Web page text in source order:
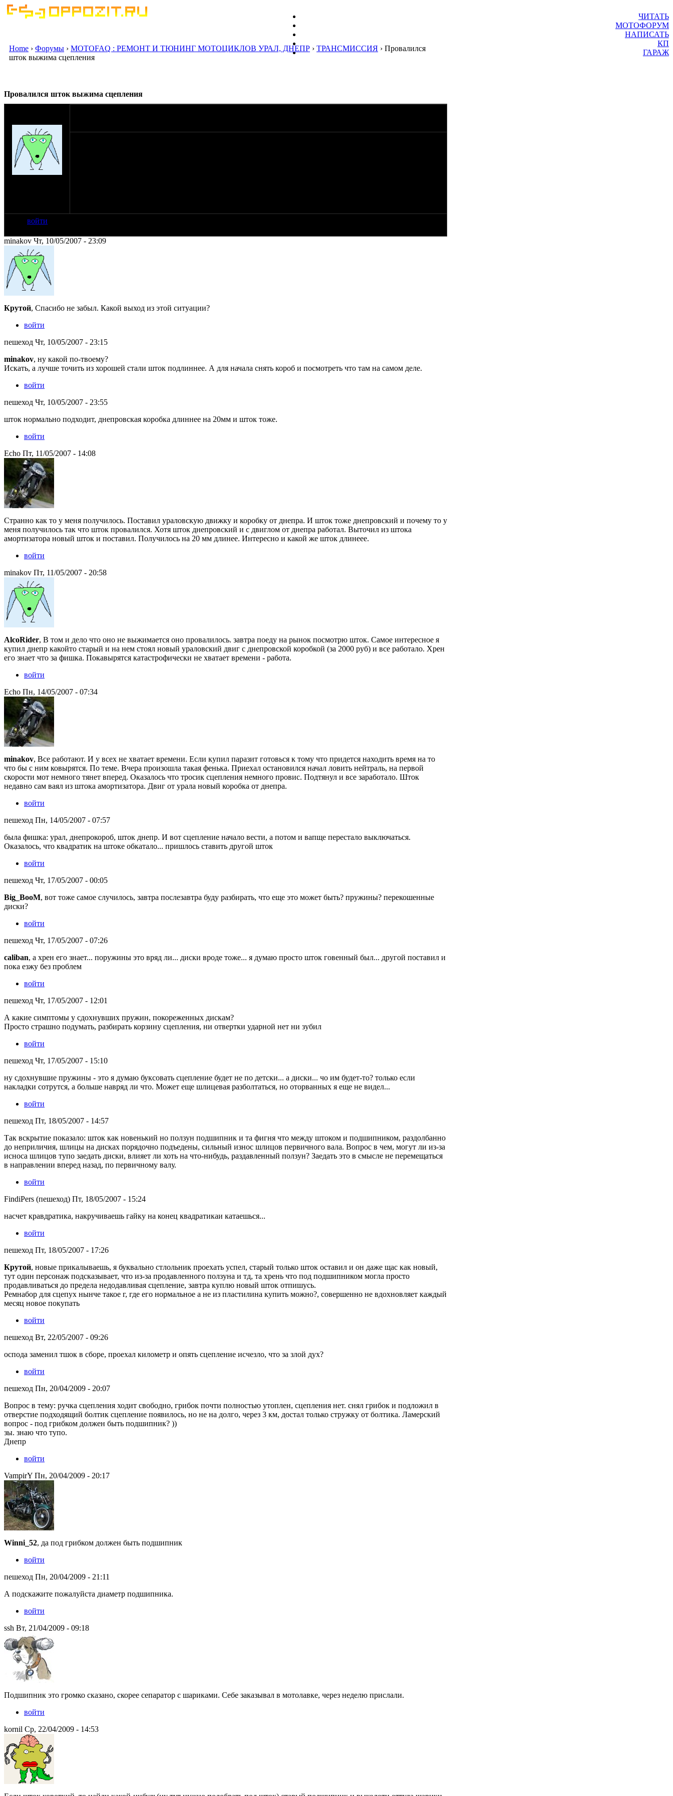
ЧИТАТЬ
МОТОФОРУМ
НАПИСАТЬ
КП
ГАРАЖ
Home › Форумы › MOTOFAQ : РЕМОНТ И ТЮНИНГ МОТОЦИКЛОВ УРАЛ, ДНЕПР › ТРАНСМИССИЯ › Провалился
шток выжима сцепления
Провалился шток выжима сцепления
войти
minakov Чт, 10/05/2007 - 23:09
Крутой, Спасибо не забыл. Какой выход из этой ситуации?
войти
пешеход Чт, 10/05/2007 - 23:15
minakov, ну какой по-твоему?
Искать, а лучше точить из хорошей стали шток подлиннее. А для начала снять короб и посмотреть что там на самом деле.
войти
пешеход Чт, 10/05/2007 - 23:55
шток нормально подходит, днепровская коробка длиннее на 20мм и шток тоже.
войти
Echo Пт, 11/05/2007 - 14:08
Странно как то у меня получилось. Поставил ураловскую движку и коробку от днепра. И шток тоже днепровский и почему то у
меня получилось так что шток провалился. Хотя шток днепровский и с двиглом от днепра работал. Выточил из штока
амортизатора новый шток и поставил. Получилось на 20 мм длинее. Интересно и какой же шток длинеее.
войти
minakov Пт, 11/05/2007 - 20:58
AlcoRider, В том и дело что оно не выжимается оно провалилось. завтра поеду на рынок посмотрю шток. Самое интересное я
купил днепр какойто старый и на нем стоял новый ураловский двиг с днепровской коробкой (за 2000 руб) и все работало. Хрен
его знает что за фишка. Покавырятся катастрофически не хватает времени - работа.
войти
Echo Пн, 14/05/2007 - 07:34
minakov, Все работают. И у всех не хватает времени. Если купил паразит готовься к тому что придется находить время на то
что бы с ним ковырятся. По теме. Вчера произошла такая фенька. Приехал остановился начал ловить нейтраль, на первой
скорости мот немного тянет вперед. Оказалось что тросик сцепления немного провис. Подтянул и все заработало. Шток
недавно сам ваял из штока амортизатора. Двиг от урала новый коробка от днепра.
войти
пешеход Пн, 14/05/2007 - 07:57
была фишка: урал, днепрокороб, шток днепр. И вот сцепление начало вести, а потом и вапще перестало выключаться.
Оказалось, что квадратик на штоке обкатало... пришлось ставить другой шток
войти
пешеход Чт, 17/05/2007 - 00:05
Big_BooM, вот тоже самое случилось, завтра послезавтра буду разбирать, что еще это может быть? пружины? перекошенные
диски?
войти
пешеход Чт, 17/05/2007 - 07:26
caliban, а хрен его знает... поружины это вряд ли... диски вроде тоже... я думаю просто шток говенный был... другой поставил и
пока езжу без проблем
войти
пешеход Чт, 17/05/2007 - 12:01
А какие симптомы у сдохнувших пружин, покореженных дискам?
Просто страшно подумать, разбирать корзину сцепления, ни отвертки ударной нет ни зубил
войти
пешеход Чт, 17/05/2007 - 15:10
ну сдохнувшие пружины - это я думаю буксовать сцепление будет не по детски... а диски... чо им будет-то? только если
накладки сотрутся, а больше навряд ли что. Может еще шлицевая разболтаться, но оторванных я еще не видел...
войти
пешеход Пт, 18/05/2007 - 14:57
Так вскрытие показало: шток как новенький но ползун подшипник и та фигня что между штоком и подшипником, раздолбанно
до неприличия, шлицы на дисках порядочно подъедены, сильный износ шлицов первичного вала. Вопрос в чем, могут ли из-за
исноса шлицов тупо заедать диски, влияет ли хоть на что-нибудь, раздавленный ползун? Заедать это в смысле не перемещаться
в направлении вперед назад, по первичному валу.
войти
FindiPers (пешеход) Пт, 18/05/2007 - 15:24
насчет кравдратика, накручиваешь гайку на конец квадратикаи катаешься...
войти
пешеход Пт, 18/05/2007 - 17:26
Крутой, новые прикалываешь, я буквально стлольник проехать успел, старый только шток оставил и он даже щас как новый,
тут один персонаж подсказывает, что из-за продавленного ползуна и тд, та хрень что под подшипником могла просто
продавливаться до предела недодавливая сцепление, завтра куплю новый шток отпишусь.
Ремнабор для сцепух нынче такое г, где его нормальное а не из пластилина купить можно?, совершенно не вдохновляет каждый
месяц новое покупать
войти
пешеход Вт, 22/05/2007 - 09:26
оспода заменил тшок в сборе, проехал километр и опять сцепление исчезло, что за злой дух?
войти
пешеход Пн, 20/04/2009 - 20:07
Вопрос в тему: ручка сцепления ходит свободно, грибок почти полностью утоплен, сцепления нет. снял грибок и подложил в
отверстие подходящий болтик сцепление появилось, но не на долго, через 3 км, достал только стружку от болтика. Ламерский
вопрос - под грибком должен быть подшипник? ))
зы. знаю что тупо.
Днепр
войти
VampirY Пн, 20/04/2009 - 20:17
Winni_52, да под грибком должен быть подшипник
войти
пешеход Пн, 20/04/2009 - 21:11
А подскажите пожалуйста диаметр подшипника.
войти
ssh Вт, 21/04/2009 - 09:18
Подшипник это громко сказано, скорее сепаратор с шариками. Себе заказывал в мотолавке, через неделю прислали.
войти
kornil Ср, 22/04/2009 - 14:53